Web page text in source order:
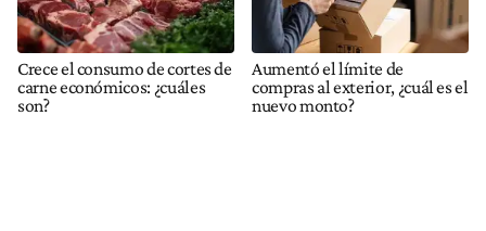
Crece el consumo de cortes de
carne económicos: ¿cuáles
son?
Aumentó el límite de
compras al exterior, ¿cuál es el
nuevo monto?